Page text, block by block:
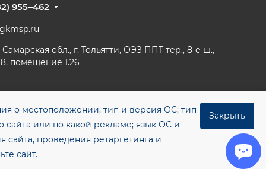
955‒462
Самарская обл., г. Тольятти, ОЭЗ ППТ тер., 8-е ш.,
помещение 1.26
данных
Разработано в RuMaster
о местоположении; тип и версия ОС; тип
сайта или по какой рекламе; язык ОС и
сайта, проведения ретаргетинга и
сайт.
Закрыть